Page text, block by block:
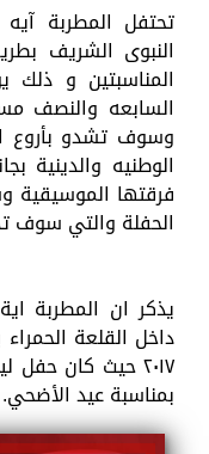
تحتفل المطربة آيه
النبوى الشريف
السابعه والنصف
وسوف تشدو بأروع
الوطنيه والدينية
فرقتها الموسيقية
الحفلة والتي سوف
يذكر ان المطربة
داخل القلعة
بمناسبة عيد الأضحي.